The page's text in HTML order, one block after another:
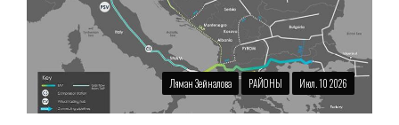
Ляман Зейналова РАЙОНЫ Июл. 10 2026